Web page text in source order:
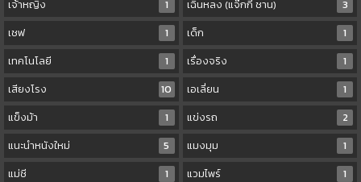
เจ้าหญิง
1 เฉินหลง (แจ๊กกี้ ชาน)
3
เชฟ
1 เด็ก
1
เทคโนโลยี
1 เรื่องจริง
1
เสียงโรง
10 เอเลี่ยน
1
แข็งม้า
1 แข่งรถ
2
แนะนำหนังใหม่
5 แมงมุม
1
แม่ชี
1 แวมไพร์
1